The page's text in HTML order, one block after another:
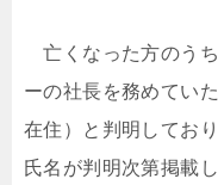
亡くなった方のう
ーの社長を務めてい
在住）と判明してお
氏名が判明次第掲載